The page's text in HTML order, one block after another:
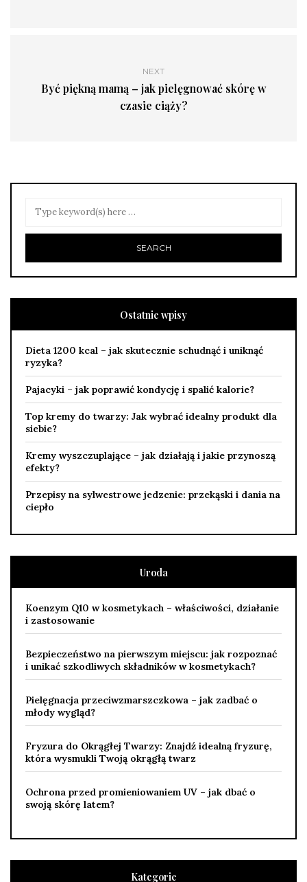
NEXT
Być piękną mamą – jak pielęgnować skórę w
czasie ciąży?
Ostatnie wpisy
Dieta 1200 kcal – jak skutecznie schudnąć i uniknąć
ryzyka?
Pajacyki – jak poprawić kondycję i spalić kalorie?
Top kremy do twarzy: Jak wybrać idealny produkt dla
siebie?
Kremy wyszczuplające – jak działają i jakie przynoszą
efekty?
Przepisy na sylwestrowe jedzenie: przekąski i dania na
ciepło
Uroda
Koenzym Q10 w kosmetykach – właściwości, działanie
i zastosowanie
Bezpieczeństwo na pierwszym miejscu: jak rozpoznać
i unikać szkodliwych składników w kosmetykach?
Pielęgnacja przeciwzmarszczkowa – jak zadbać o
młody wygląd?
Fryzura do Okrągłej Twarzy: Znajdź idealną fryzurę,
która wysmukli Twoją okrągłą twarz
Ochrona przed promieniowaniem UV – jak dbać o
swoją skórę latem?
Kategorie